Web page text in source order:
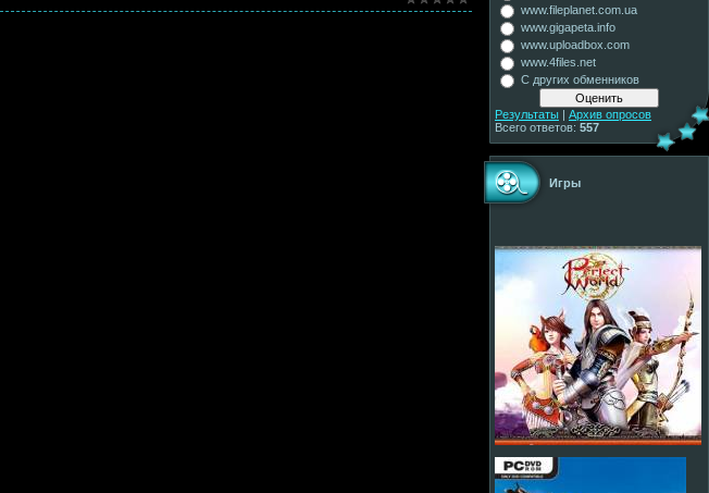
www.fileplanet.com.ua
www.gigapeta.info
www.uploadbox.com
www.4files.net
С других обменников
Результаты | Архив опросов
Всего ответов: 557
Игры